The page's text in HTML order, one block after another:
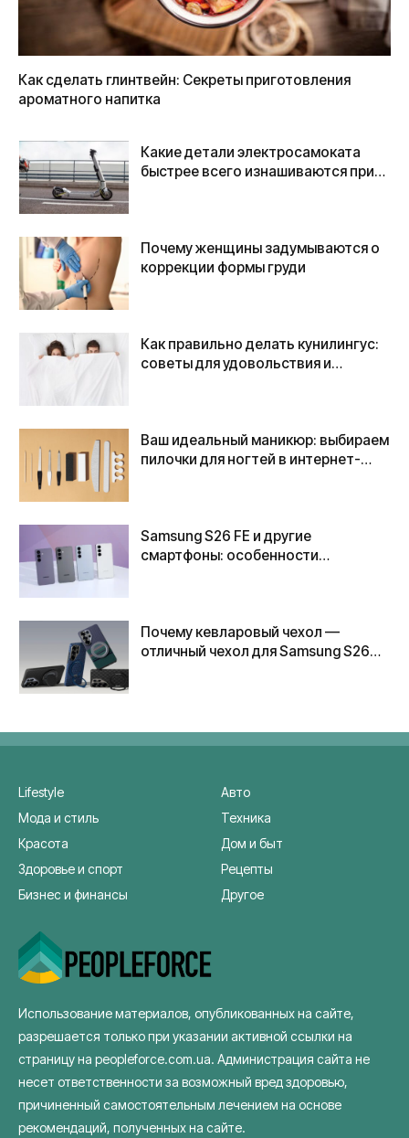
Как сделать глинтвейн: Секреты приготовления
ароматного напитка
Какие детали электросамоката
быстрее всего изнашиваются при
Почему женщины задумываются о
коррекции формы груди
Как правильно делать кунилингус:
советы для удовольствия и
Ваш идеальный маникюр: выбираем
пилочки для ногтей в интернет-
Samsung S26 FE и другие
смартфоны: особенности
Почему кевларовый чехол —
отличный чехол для Samsung S26
Lifestyle
Мода и стиль
Красота
Здоровье и спорт
Бизнес и финансы
Авто
Техника
Дом и быт
Рецепты
Другое
Использование материалов, опубликованных на сайте,
разрешается только при указании активной ссылки на
страницу на peopleforce.com.ua. Администрация сайта не
несет ответственности за возможный вред здоровью,
причиненный самостоятельным лечением на основе
рекомендаций, полученных на сайте.